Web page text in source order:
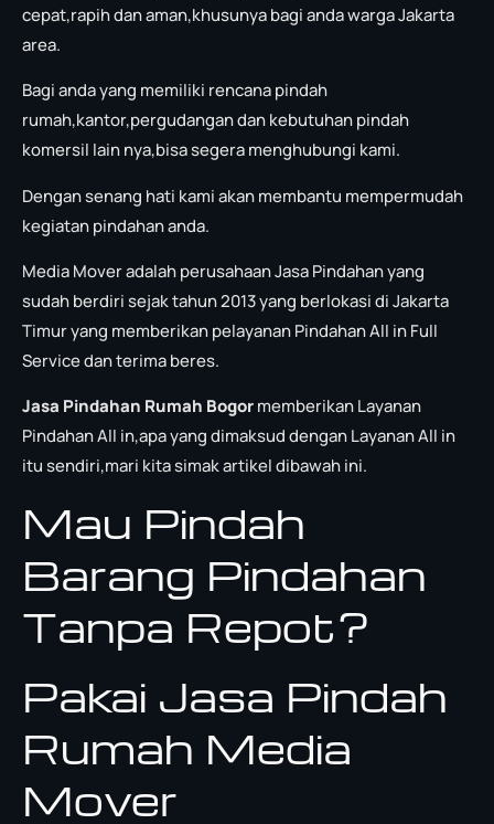
cepat,rapih dan aman,khusunya bagi anda warga Jakarta
area.
Bagi anda yang memiliki rencana pindah
rumah,kantor,pergudangan dan kebutuhan pindah
komersil lain nya,bisa segera menghubungi kami.
Dengan senang hati kami akan membantu mempermudah
kegiatan pindahan anda.
Media Mover adalah perusahaan Jasa Pindahan yang
sudah berdiri sejak tahun 2013 yang berlokasi di Jakarta
Timur yang memberikan pelayanan Pindahan All in Full
Service dan terima beres.
Jasa Pindahan Rumah Bogormemberikan Layanan
Pindahan All in,apa yang dimaksud dengan Layanan All in
itu sendiri,mari kita simak artikel dibawah ini.
Mau Pindah
Barang Pindahan
Tanpa Repot?
Pakai Jasa Pindah
Rumah Media
Mover